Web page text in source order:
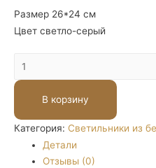
Размер 26*24 см
Цвет светло-серый
Количество
Светильник
В корзину
Категория: Светильники из
Детали
Отзывы (0)